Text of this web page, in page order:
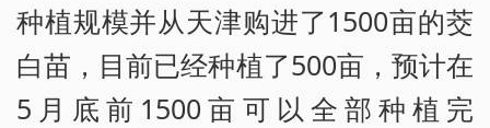
种植规模并从天津购进了1500亩的茭
白苗，目前已经种植了500亩，预计在
5月底前1500亩可以全部种植完